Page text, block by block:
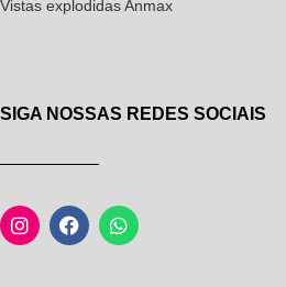
Vistas explodidas Anmax
SIGA NOSSAS REDES SOCIAIS